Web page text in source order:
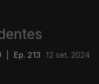
Ep. 213 12 set. 2024